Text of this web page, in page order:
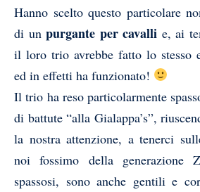
Hanno scelto questo particolare
di unpurgante per cavalli e, ai
il loro trio avrebbe fatto lo stesso
ed in effetti ha funzionato!
Il trio ha reso particolarmente
di battute “alla Gialappa’s”,
la nostra attenzione, a tenerci
noi fossimo della generazione
spassosi, sono anche gentili e